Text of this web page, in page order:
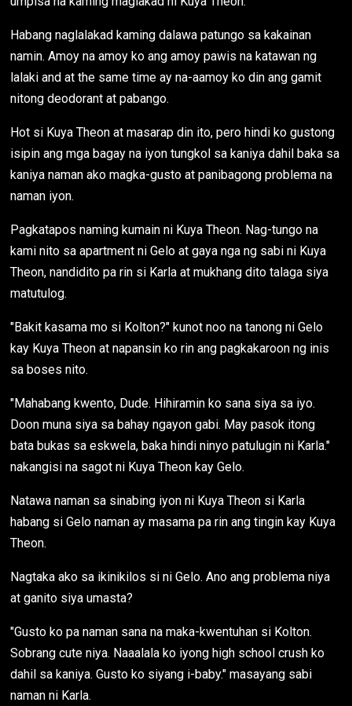
Habang naglalakad kaming dalawa patungo sa kakainan
namin. Amoy na amoy ko ang amoy pawis na katawan ng
lalaki and at the same time ay na-aamoy ko din ang gamit
nitong deodorant at pabango.
Hot si Kuya Theon at masarap din ito, pero hindi ko gustong
isipin ang mga bagay na iyon tungkol sa kaniya dahil baka sa
kaniya naman ako magka-gusto at panibagong problema na
naman iyon.
Pagkatapos naming kumain ni Kuya Theon. Nag-tungo na
kami nito sa apartment ni Gelo at gaya nga ng sabi ni Kuya
Theon, nandidito pa rin si Karla at mukhang dito talaga siya
matutulog.
"Bakit kasama mo si Kolton?" kunot noo na tanong ni Gelo
kay Kuya Theon at napansin ko rin ang pagkakaroon ng inis
sa boses nito.
"Mahabang kwento, Dude. Hihiramin ko sana siya sa iyo.
Doon muna siya sa bahay ngayon gabi. May pasok itong
bata bukas sa eskwela, baka hindi ninyo patulugin ni Karla."
nakangisi na sagot ni Kuya Theon kay Gelo.
Natawa naman sa sinabing iyon ni Kuya Theon si Karla
habang si Gelo naman ay masama pa rin ang tingin kay Kuya
Theon.
Nagtaka ako sa ikinikilos si ni Gelo. Ano ang problema niya
at ganito siya umasta?
"Gusto ko pa naman sana na maka-kwentuhan si Kolton.
Sobrang cute niya. Naaalala ko iyong high school crush ko
dahil sa kaniya. Gusto ko siyang i-baby." masayang sabi
naman ni Karla.